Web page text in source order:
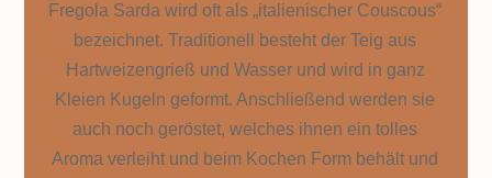
Fregola Sarda wird oft als „italienischer Couscous“
bezeichnet. Traditionell besteht der Teig aus
Hartweizengrieß und Wasser und wird in ganz
Kleien Kugeln geformt. Anschließend werden sie
auch noch geröstet, welches ihnen ein tolles
Aroma verleiht und beim Kochen Form behält und